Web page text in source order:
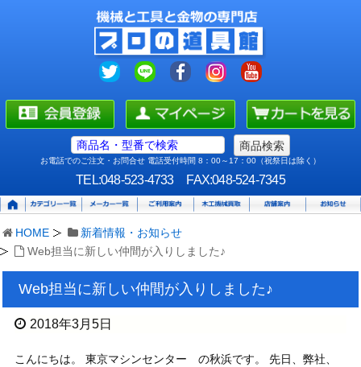
お電話でのご注文・お問合せ 電話受付時間 8：00～17：00（祝祭日は除く）
TEL:048-523-4733 FAX:048-524-7345
HOME
新着情報・お知らせ
Web担当に新しい仲間が入りしました♪
Web担当に新しい仲間が入りしました♪
2018年3月5日
こんにちは。 東京マシンセンター の秋浜です。 先日、弊社、